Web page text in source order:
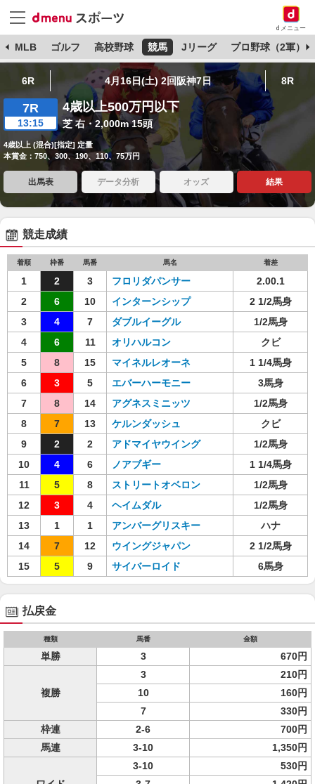
dメニュー
MLB ゴルフ 高校野球 競馬 Jリーグ プロ野球（2軍）
6R 4月16日(土) 2回阪神7日 8R
7R
13:15
4歳以上500万円以下
芝 右・2,000m 15頭
4歳以上 (混合)[指定] 定量
本賞金：750、300、190、110、75万円
出馬表 データ分析 オッズ 結果
競走成績
着順 枠番 馬番 馬名 着差
1 2 3 フロリダパンサー
2.00.1
2
6 10 インターンシップ
2 1/2馬身
3
4 7 ダブルイーグル
1/2馬身
4
6 11 オリハルコン
クビ
5
8 15 マイネルレオーネ
1 1/4馬身
6
3 5 エバーハーモニー
3馬身
7
8 14 アグネスミニッツ
1/2馬身
8
7 13 ケルンダッシュ
クビ
9
2 2 アドマイヤウイング
1/2馬身
10
4 6 ノアブギー
1 1/4馬身
11
5 8 ストリートオベロン
1/2馬身
12
3 4 ヘイムダル
1/2馬身
13
1 1 アンバーグリスキー
ハナ
14
7 12 ウイングジャパン
2 1/2馬身
15
5 9 サイバーロイド 6馬身
払戻金
種類 馬番 金額
単勝 3 670円
複勝
3
210円
10
160円
7
330円
枠連
2-6
700円
馬連
3-10 1,350円
3-10
530円